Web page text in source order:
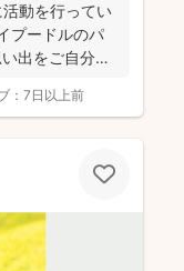
動を行ってい
プードルのパ
出をご自分自
： 7日以上前